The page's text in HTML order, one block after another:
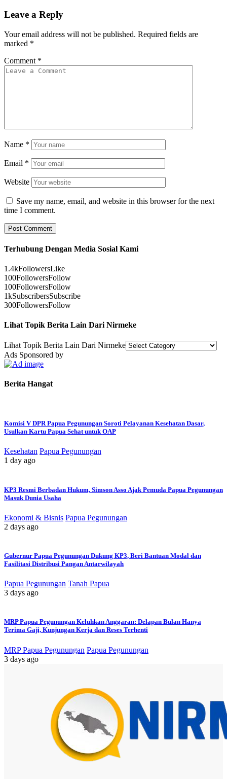
Leave a Reply
Your email address will not be published. Required fields are
marked *
Comment *
Name *
Email *
Website
Save my name, email, and website in this browser for the next
time I comment.
Terhubung Dengan Media Sosial Kami
1.4kFollowersLike
100FollowersFollow
100FollowersFollow
1kSubscribersSubscribe
300FollowersFollow
Lihat Topik Berita Lain Dari Nirmeke
Lihat Topik Berita Lain Dari Nirmeke
Ads Sponsored by
Berita Hangat
Komisi V DPR Papua Pegunungan Soroti Pelayanan Kesehatan Dasar,
Usulkan Kartu Papua Sehat untuk OAP
Kesehatan Papua Pegunungan
1 day ago
KP3 Resmi Berbadan Hukum, Simson Asso Ajak Pemuda Papua Pegunungan
Masuk Dunia Usaha
Ekonomi & Bisnis Papua Pegunungan
2 days ago
Gubernur Papua Pegunungan Dukung KP3, Beri Bantuan Modal dan
Fasilitasi Distribusi Pangan Antarwilayah
Papua Pegunungan Tanah Papua
3 days ago
MRP Papua Pegunungan Keluhkan Anggaran: Delapan Bulan Hanya
Terima Gaji, Kunjungan Kerja dan Reses Terhenti
MRP Papua Pegunungan Papua Pegunungan
3 days ago